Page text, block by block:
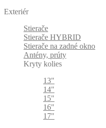
Exteriér
Stierače
Stierače HYBRID
Stierače na zadné okno
Antény, prúty
Kryty kolies
13"
14"
15"
16"
17"